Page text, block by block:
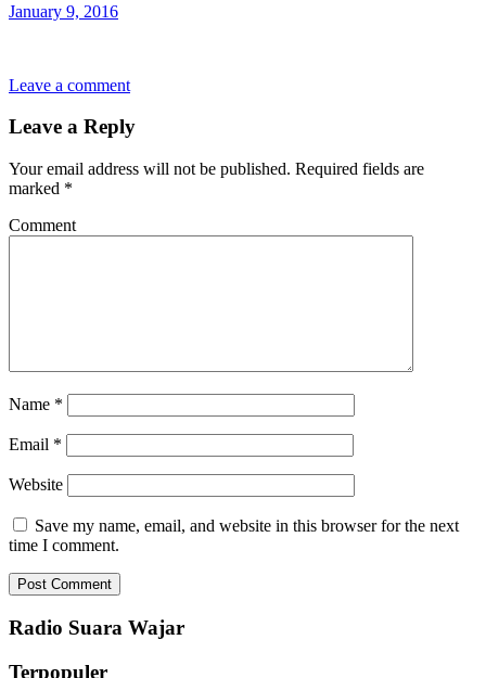
January 9, 2016
Leave a comment
Leave a Reply
Your email address will not be published. Required fields are
marked *
Comment
Name *
Email *
Website
Save my name, email, and website in this browser for the next
time I comment.
Radio Suara Wajar
Terpopuler